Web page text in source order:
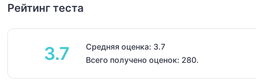
Рейтинг теста
3.7
Средняя оценка: 3.7
Всего получено оценок: 280.